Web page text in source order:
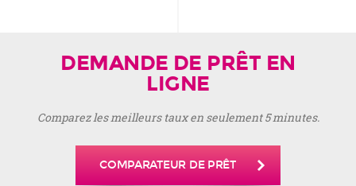
DEMANDE DE PRÊT EN
LIGNE
Comparez les meilleurs taux en seulement 5 minutes.
COMPARATEUR DE PRÊT